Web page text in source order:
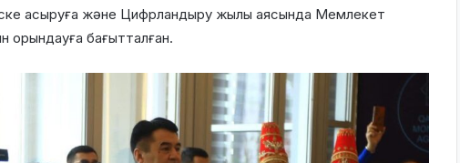
асыруға және Цифрландыру жылы аясында Мемлекет
бағытталған.